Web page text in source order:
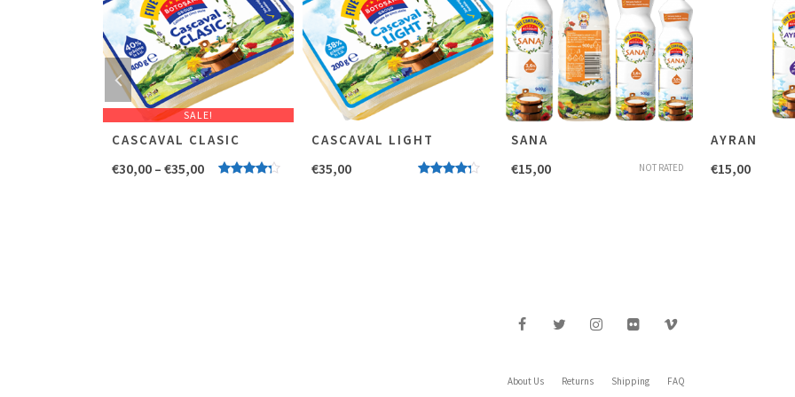
SALE!
CASCAVAL CLASIC
€30,00 – €35,00
CASCAVAL LIGHT
€35,00
SANA
NOT RATED
€15,00
AYRAN
€15,00
About Us Returns Shipping FAQ